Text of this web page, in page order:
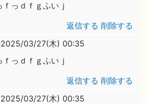
っｄｆｇふいｊ
返信する 削除する
2025/03/27(木) 00:35
っｄｆｇふいｊ
返信する 削除する
2025/03/27(木) 00:35